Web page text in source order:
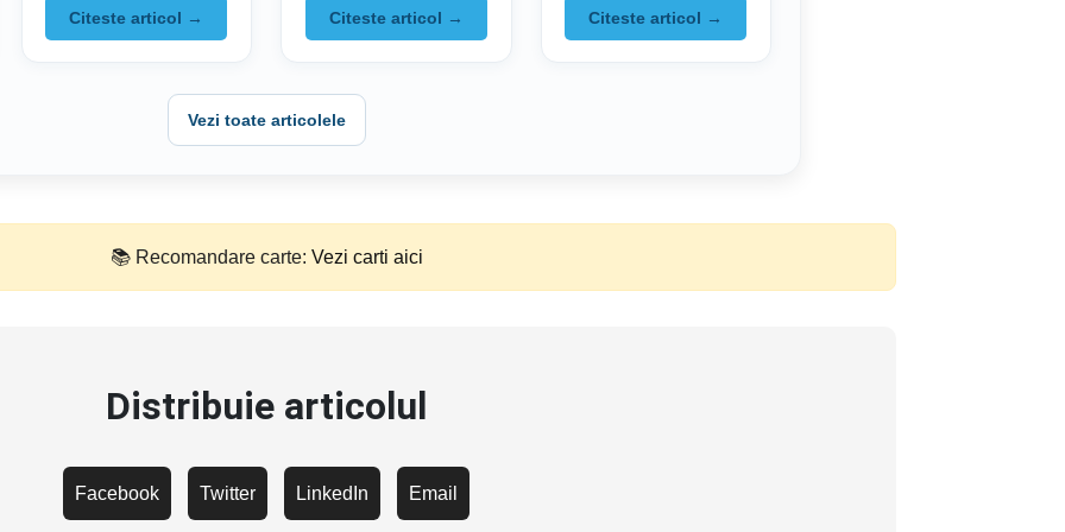
sa fii atent
Citeste articol → Citeste articol →
mai lungi
Citeste articol →
Vezi toate articolele
📚 Recomandare carte: Vezi carti aici
Distribuie articolul
Facebook Twitter LinkedIn Email